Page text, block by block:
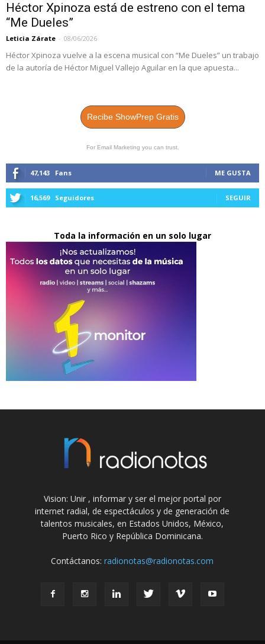
Héctor Xpinoza está de estreno con el tema
“Me Dueles”
Leticia Zárate - 08/06/2026
Héctor Xpinoza vuelve a la escena musical con “Me Dueles” un trabajo
de la autoría de Héctor Miguel Vallejo Aguilar en la que apuesta...
Recibe ShowPrep Gratis
For Email Marketing you can trust.
47,143 Fans ME GUSTA
16,569 Seguidores SEGUIR
Toda la información en un solo lugar
Vision: Unir , informar y ser el mejor portal por
internet radial, de espectáculos y de generación de
talentos musicales, en Estados Unidos, México,
Puerto Rico y República Dominicana.
Contáctanos:radionotas@radionotas.com